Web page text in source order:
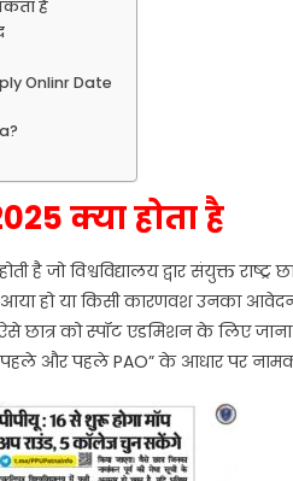
है
Onlinr Date
क्या होता है
जो विश्वविद्यालय द्वार संयुक्त राष्ट्र
हो या किसी कारणवश उनका
छात्र को स्पॉट एडमिशन के लिए
पहले और पहले PAO” के आधार पर